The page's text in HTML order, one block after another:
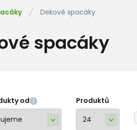
Dekové spacáky
spacáky
od Produktů